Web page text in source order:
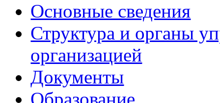
Основные сведения
Структура и органы
организацией
Документы